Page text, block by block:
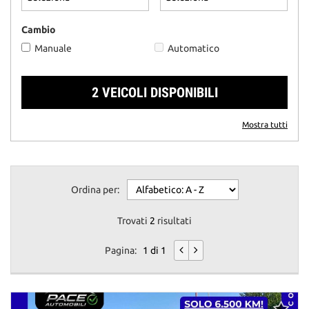
Cambio
Manuale
Automatico
2 VEICOLI DISPONIBILI
Mostra tutti
Ordina per:
Trovati 2 risultati
Pagina: 1 di 1
questi
strumenti
di
tracciamento
cookie
e